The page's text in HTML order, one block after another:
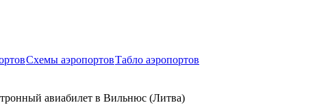
Схемы аэропортовТабло аэропортов
авиабилет в Вильнюс (Литва)